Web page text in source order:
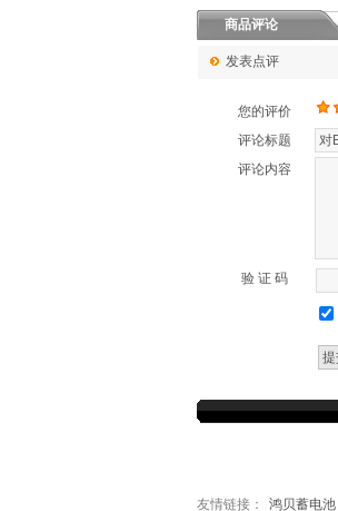
商品评论
发表点评
您的评价
评论标题
评论内容
验 证 码
友情链接： 鸿贝蓄电池